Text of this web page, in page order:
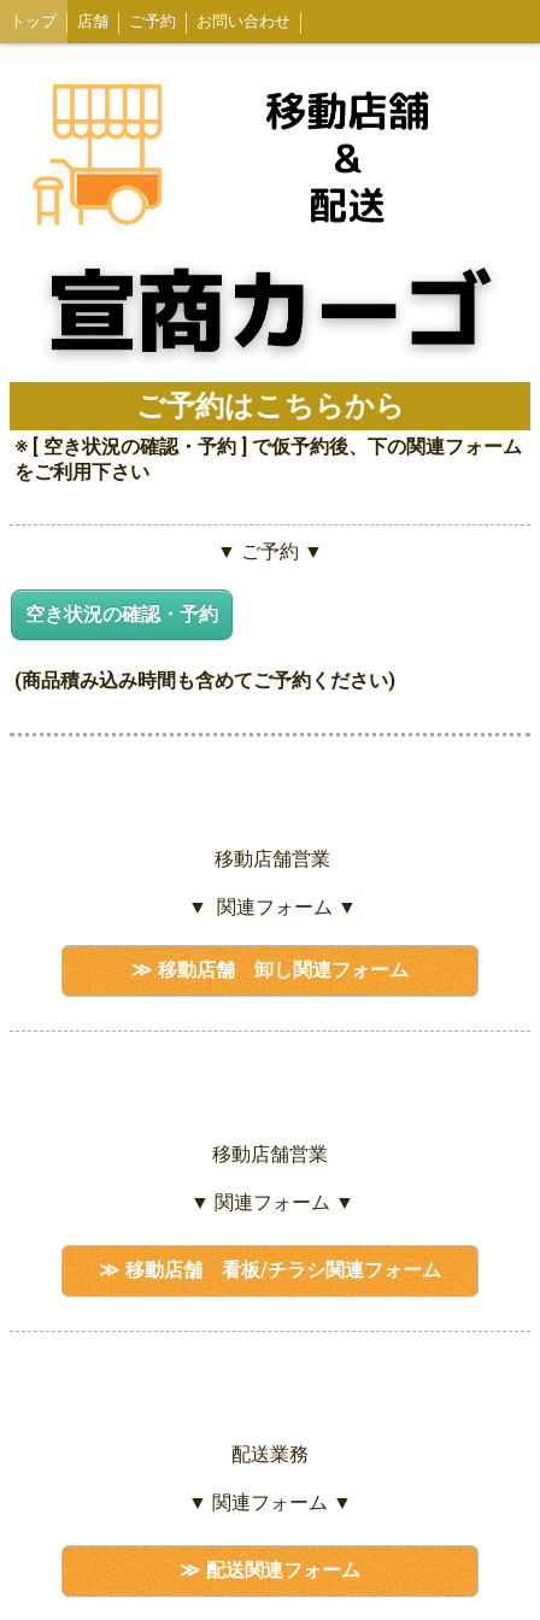
トップ 店舗 ご予約 お問い合わせ
ご予約はこちらから
※ [ 空き状況の確認・予約 ] で仮予約後、下の関連フォーム
をご利用下さい
▼ ご予約 ▼
空き状況の確認・予約
(商品積み込み時間も含めてご予約ください)
移動店舗営業
▼ 関連フォーム ▼
移動店舗 卸し関連フォーム
移動店舗営業
▼ 関連フォーム ▼
移動店舗 看板/チラシ関連フォーム
配送業務
▼ 関連フォーム ▼
配送関連フォーム